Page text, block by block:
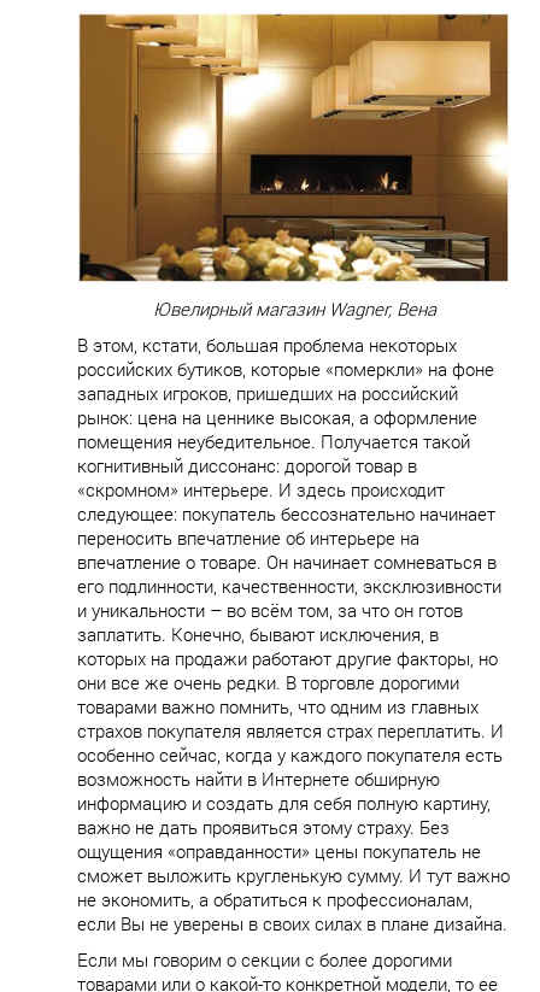
Ювелирный магазин Wagner, Вена
В этом, кстати, большая проблема некоторых
российских бутиков, которые «померкли» на фоне
западных игроков, пришедших на российский
рынок: цена на ценнике высокая, а оформление
помещения неубедительное. Получается такой
когнитивный диссонанс: дорогой товар в
«скромном» интерьере. И здесь происходит
следующее: покупатель бессознательно начинает
переносить впечатление об интерьере на
впечатление о товаре. Он начинает сомневаться в
его подлинности, качественности, эксклюзивности
и уникальности – во всём том, за что он готов
заплатить. Конечно, бывают исключения, в
которых на продажи работают другие факторы, но
они все же очень редки. В торговле дорогими
товарами важно помнить, что одним из главных
страхов покупателя является страх переплатить. И
особенно сейчас, когда у каждого покупателя есть
возможность найти в Интернете обширную
информацию и создать для себя полную картину,
важно не дать проявиться этому страху. Без
ощущения «оправданности» цены покупатель не
сможет выложить кругленькую сумму. И тут важно
не экономить, а обратиться к профессионалам,
если Вы не уверены в своих силах в плане дизайна.
Если мы говорим о секции с более дорогими
товарами или о какой-то конкретной модели, то ее